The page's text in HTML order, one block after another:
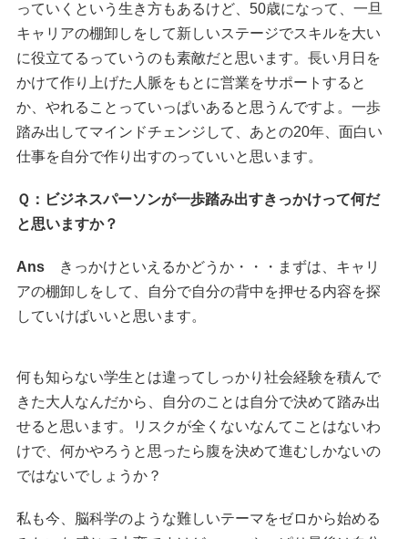
っていくという生き方もあるけど、50歳になって、一旦
キャリアの棚卸しをして新しいステージでスキルを大い
に役立てるっていうのも素敵だと思います。長い月日を
かけて作り上げた人脈をもとに営業をサポートすると
か、やれることっていっぱいあると思うんですよ。一歩
踏み出してマインドチェンジして、あとの20年、面白い
仕事を自分で作り出すのっていいと思います。
Ｑ：ビジネスパーソンが一歩踏み出すきっかけって何だ
と思いますか？
Ansきっかけといえるかどうか・・・まずは、キャリ
アの棚卸しをして、自分で自分の背中を押せる内容を探
していけばいいと思います。
何も知らない学生とは違ってしっかり社会経験を積んで
きた大人なんだから、自分のことは自分で決めて踏み出
せると思います。リスクが全くないなんてことはないわ
けで、何かやろうと思ったら腹を決めて進むしかないの
ではないでしょうか？
私も今、脳科学のような難しいテーマをゼロから始める